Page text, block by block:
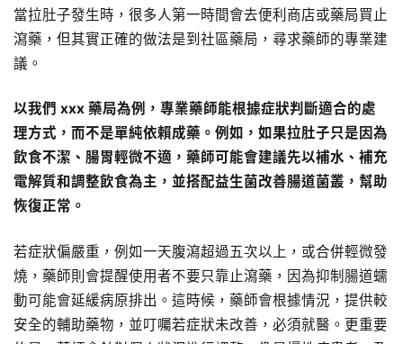
當拉肚子發生時，很多人第一時間會去便利商店或藥局買止
瀉藥，但其實正確的做法是到社區藥局，尋求藥師的專業建
議。
以我們 xxx 藥局為例，專業藥師能根據症狀判斷適合的處
理方式，而不是單純依賴成藥。例如，如果拉肚子只是因為
飲食不潔、腸胃輕微不適，藥師可能會建議先以補水、補充
電解質和調整飲食為主，並搭配益生菌改善腸道菌叢，幫助
恢復正常。
若症狀偏嚴重，例如一天腹瀉超過五次以上，或合併輕微發
燒，藥師則會提醒使用者不要只靠止瀉藥，因為抑制腸道蠕
動可能會延緩病原排出。這時候，藥師會根據情況，提供較
安全的輔助藥物，並叮囑若症狀未改善，必須就醫。更重要